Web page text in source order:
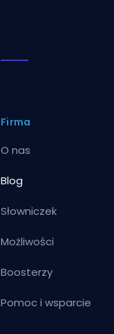
Firma
O nas
Blog
Słowniczek
Możliwości
Boosterzy
Pomoc i wsparcie